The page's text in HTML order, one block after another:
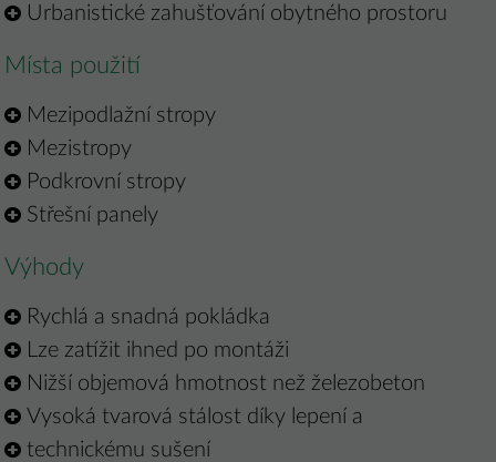
Urbanistické zahušťování obytného prostoru
Místa použití
Mezipodlažní stropy
Mezistropy
Podkrovní stropy
Střešní panely
Výhody
Rychlá a snadná pokládka
Lze zatížit ihned po montáži
Nižší objemová hmotnost než železobeton
Vysoká tvarová stálost díky lepení a
technickému sušení